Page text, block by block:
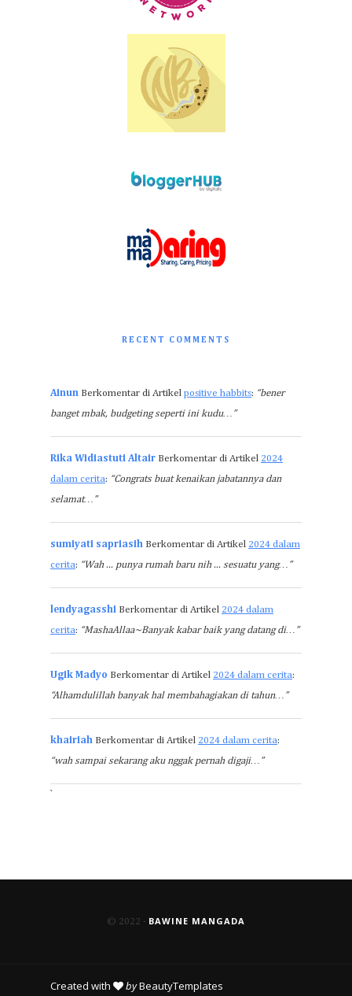
RECENT COMMENTS
Ainun Berkomentar di Artikel positive habbits: “bener
banget mbak, budgeting seperti ini kudu…”
Rika Widiastuti Altair Berkomentar di Artikel 2024
dalam cerita: “Congrats buat kenaikan jabatannya dan
selamat…”
sumiyati sapriasih Berkomentar di Artikel 2024 dalam
cerita: “Wah ... punya rumah baru nih ... sesuatu yang…”
lendyagasshi Berkomentar di Artikel 2024 dalam
cerita: “MashaAllaa~Banyak kabar baik yang datang di…”
Ugik Madyo Berkomentar di Artikel 2024 dalam cerita:
“Alhamdulillah banyak hal membahagiakan di tahun…”
khairiah Berkomentar di Artikel 2024 dalam cerita:
“wah sampai sekarang aku nggak pernah digaji…”
`
© 2022 - BAWINE MANGADA
Created with byBeautyTemplates